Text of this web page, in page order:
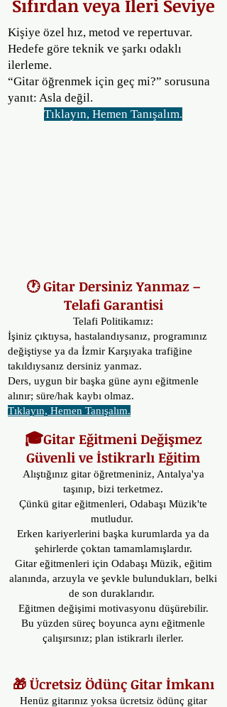
Sıfırdan veya İleri Seviye
Kişiye özel hız, metod ve repertuvar.
Hedefe göre teknik ve şarkı odaklı
ilerleme.
“Gitar öğrenmek için geç mi?” sorusuna
yanıt: Asla değil.
Tıklayın, Hemen Tanışalım.
🕐 Gitar Dersiniz Yanmaz –
Telafi Garantisi
Telafi Politikamız:
İşiniz çıktıysa, hastalandıysanız, programınız
değiştiyse ya da İzmir Karşıyaka trafiğine
takıldıysanız dersiniz yanmaz.
Ders, uygun bir başka güne aynı eğitmenle
alınır; süre/hak kaybı olmaz.
Tıklayın, Hemen Tanışalım.
🎓Gitar Eğitmeni Değişmez
Güvenli ve İstikrarlı Eğitim
Alıştığınız gitar öğretmeniniz, Antalya'ya
taşınıp, bizi terketmez.
Çünkü gitar eğitmenleri, Odabaşı Müzik'te
mutludur.
Erken kariyerlerini başka kurumlarda ya da
şehirlerde çoktan tamamlamışlardır.
Gitar eğitmenleri için Odabaşı Müzik, eğitim
alanında, arzuyla ve şevkle bulundukları, belki
de son duraklarıdır.
Eğitmen değişimi motivasyonu düşürebilir.
Bu yüzden süreç boyunca aynı eğitmenle
çalışırsınız; plan istikrarlı ilerler.
🎁 Ücretsiz Ödünç Gitar İmkanı
Henüz gitarınız yoksa ücretsiz ödünç gitar